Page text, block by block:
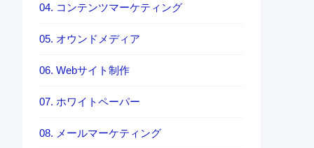
04. コンテンツマーケティング
05. オウンドメディア
06. Webサイト制作
07. ホワイトペーパー
08. メールマーケティング